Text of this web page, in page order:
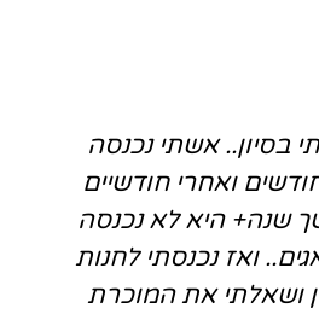
בסיון.. אשתי נכנסה
לאחר 6 חודשים ואחרי חודשיים
שנה+ היא לא נכנסה
ואז נכנסתי לחנות
ושאלתי את המוכרת